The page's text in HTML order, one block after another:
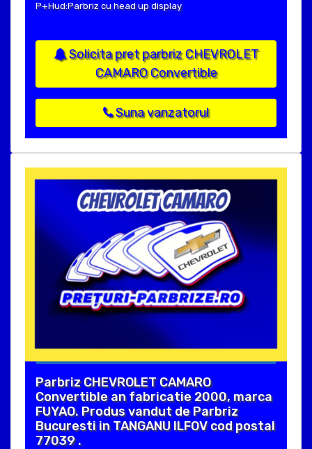
P+Hud:Parbriz cu head up display
Solicita pret parbriz CHEVROLET
CAMARO Convertible
Suna vanzatorul
Parbriz CHEVROLET CAMARO
Convertible an fabricatie 2000, marca
FUYAO. Produs vandut de Parbriz
Bucuresti in TANGANU ILFOV cod postal
77039 .